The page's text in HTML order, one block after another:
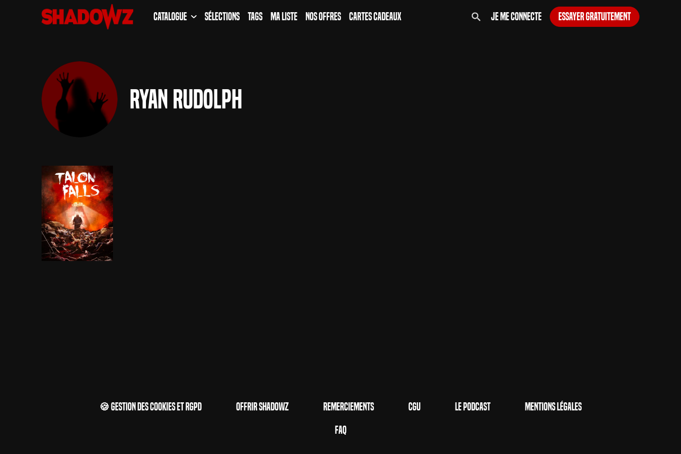
Catalogue Sélections Tags Ma Liste Nos Offres Cartes Cadeaux Je me connecte Essayer gratuitement
Ryan Rudolph
🍪 Gestion des cookies et RGPD Offrir Shadowz Remerciements CGU Le Podcast
Mentions Légales
FAQ